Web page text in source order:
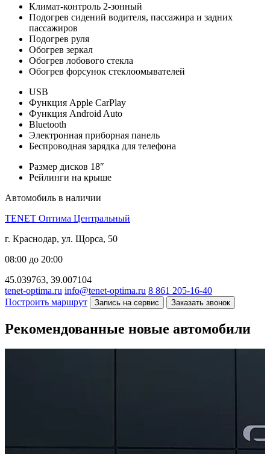
Климат-контроль 2-зонный
Подогрев сидений водителя, пассажира и задних
пассажиров
Подогрев руля
Обогрев зеркал
Обогрев лобового стекла
Обогрев форсунок стеклоомывателей
USB
Функция Apple CarPlay
Функция Android Auto
Bluetooth
Электронная приборная панель
Беспроводная зарядка для телефона
Размер дисков 18″
Рейлинги на крыше
Автомобиль в наличии
TENET Оптима Центральный
г. Краснодар, ул. Щорса, 50
08:00 до 20:00
45.039763, 39.007104
tenet-optima.ru info@tenet-optima.ru 8 861 205-16-40
Построить маршрут
Запись на сервис Заказать звонок
Рекомендованные новые автомобили